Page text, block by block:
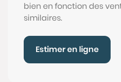
bien en fonction des
similaires.
Estimer en ligne